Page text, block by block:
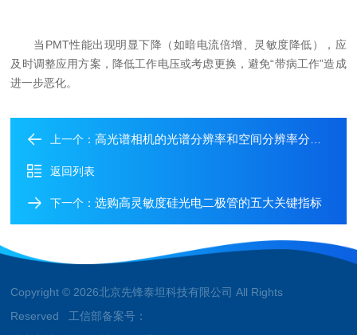
当PMT性能出现明显下降（如暗电流倍增、灵敏度降低），应
及时调整应用方案，降低工作电压或考虑更换，避免“带病工作”造成
进一步恶化。
上一个：高光谱相机的光谱分辨率和空间分辨率分别是什么？
返回列表
下一个：选购高灵敏度硅光电二极管的五大关键指标
Copyright © 2026北京先锋泰坦科技有限公司 All Rights
Reserved 工信部备案号：